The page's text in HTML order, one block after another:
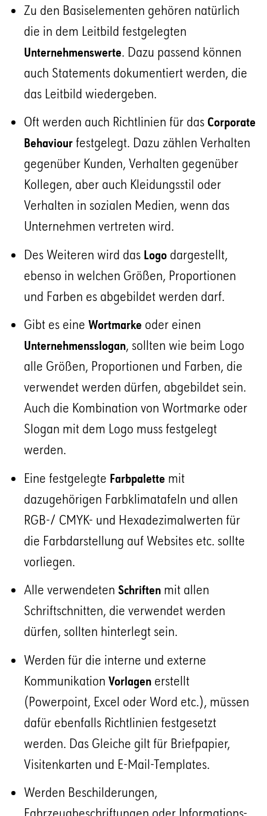
Zu den Basiselementen gehören natürlich
die in dem Leitbild festgelegten
Unternehmenswerte. Dazu passend können
auch Statements dokumentiert werden, die
das Leitbild wiedergeben.
Oft werden auch Richtlinien für das Corporate
Behaviour festgelegt. Dazu zählen Verhalten
gegenüber Kunden, Verhalten gegenüber
Kollegen, aber auch Kleidungsstil oder
Verhalten in sozialen Medien, wenn das
Unternehmen vertreten wird.
Des Weiteren wird das Logo dargestellt,
ebenso in welchen Größen, Proportionen
und Farben es abgebildet werden darf.
Gibt es eine Wortmarke oder einen
Unternehmensslogan, sollten wie beim Logo
alle Größen, Proportionen und Farben, die
verwendet werden dürfen, abgebildet sein.
Auch die Kombination von Wortmarke oder
Slogan mit dem Logo muss festgelegt
werden.
Eine festgelegte Farbpalette mit
dazugehörigen Farbklimatafeln und allen
RGB-/ CMYK- und Hexadezimalwerten für
die Farbdarstellung auf Websites etc. sollte
vorliegen.
Alle verwendeten Schriften mit allen
Schriftschnitten, die verwendet werden
dürfen, sollten hinterlegt sein.
Werden für die interne und externe
Kommunikation Vorlagen erstellt
(Powerpoint, Excel oder Word etc.), müssen
dafür ebenfalls Richtlinien festgesetzt
werden. Das Gleiche gilt für Briefpapier,
Visitenkarten und E-Mail-Templates.
Werden Beschilderungen,